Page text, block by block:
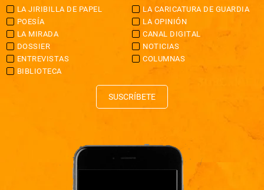
LA JIRIBILLA DE PAPEL
LA CARICATURA DE GUARDIA
POESÍA
LA OPINIÓN
LA MIRADA
CANAL DIGITAL
DOSSIER
NOTICIAS
ENTREVISTAS
COLUMNAS
BIBLIOTECA
SUSCRÍBETE